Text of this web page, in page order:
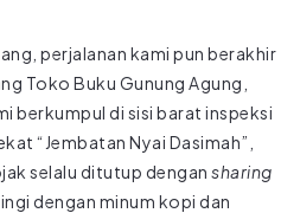
perjalanan kami pun berakhir
Toko Buku Gunung Agung,
berkumpul di sisi barat inspeksi
“Jembatan Nyai Dasimah”,
selalu ditutup dengan sharing
dengan minum kopi dan